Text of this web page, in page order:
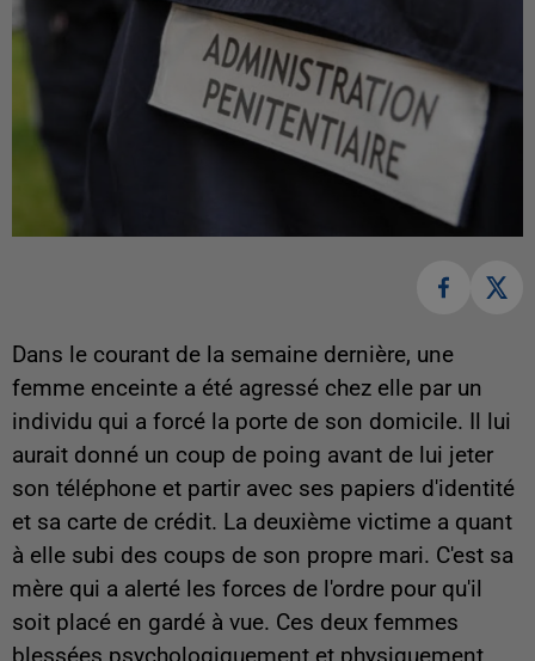
Dans le courant de la semaine dernière, une
femme enceinte a été agressé chez elle par un
individu qui a forcé la porte de son domicile. Il lui
aurait donné un coup de poing avant de lui jeter
son téléphone et partir avec ses papiers d'identité
et sa carte de crédit. La deuxième victime a quant
à elle subi des coups de son propre mari. C'est sa
mère qui a alerté les forces de l'ordre pour qu'il
soit placé en gardé à vue. Ces deux femmes
blessées psychologiquement et physiquement